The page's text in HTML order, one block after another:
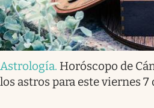
Astrología. Horóscopo de
los astros para este viernes 7